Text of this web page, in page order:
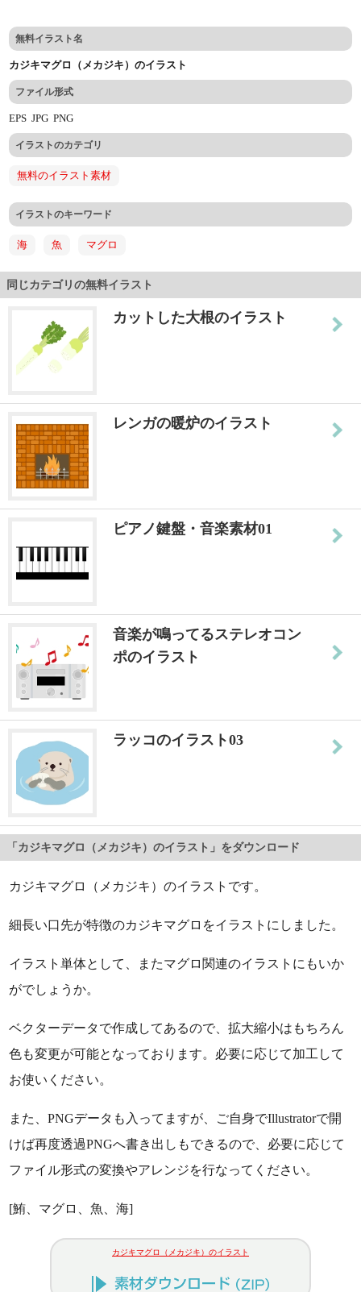
無料イラスト名
カジキマグロ（メカジキ）のイラスト
ファイル形式
EPSJPGPNG
イラストのカテゴリ
無料のイラスト素材
イラストのキーワード
海 魚 マグロ
同じカテゴリの無料イラスト
カットした大根のイラスト
レンガの暖炉のイラスト
ピアノ鍵盤・音楽素材01
音楽が鳴ってるステレオコン
ポのイラスト
ラッコのイラスト03
「カジキマグロ（メカジキ）のイラスト」をダウンロード
カジキマグロ（メカジキ）のイラストです。
細長い口先が特徴のカジキマグロをイラストにしました。
イラスト単体として、またマグロ関連のイラストにもいか
がでしょうか。
ベクターデータで作成してあるので、拡大縮小はもちろん
色も変更が可能となっております。必要に応じて加工して
お使いください。
また、PNGデータも入ってますが、ご自身でIllustratorで開
けば再度透過PNGへ書き出しもできるので、必要に応じて
ファイル形式の変換やアレンジを行なってください。
[鮪、マグロ、魚、海]
カジキマグロ（メカジキ）のイラスト